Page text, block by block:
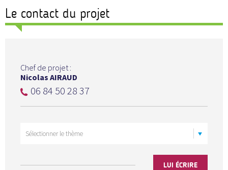
Le contact du projet
Chef de projet :
Nicolas AIRAUD
06 84 50 28 37
LUI ÉCRIRE